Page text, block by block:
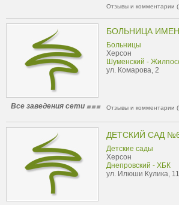
Отзывы и комментарии
БОЛЬНИЦА
Больницы
Херсон
Шуменский -
ул. Комарова, 2
Все заведения сети Отзывы и комментарии
ДЕТСКИЙ САД
Детские сады
Херсон
Днепровский - ХБК
ул. Илюши Кулика,